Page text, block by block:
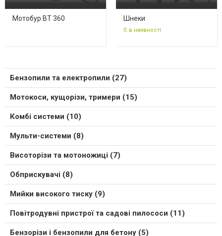
Мотобур BT 360 Шнеки
Є в наявності
Бензопили та електропили (27)
Мотокоси, кущорізи, тримери (15)
Комбі системи (10)
Мульти-системи (8)
Висоторізи та мотоножиці (7)
Обприскувачі (8)
Мийки високого тиску (9)
Повітродувні пристрої та садові пилососи (11)
Бензорізи і бензопили для бетону (5)